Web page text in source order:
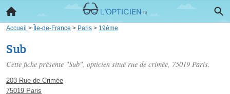
Accueil > Île-de-France > Paris > 19ème
Sub
Cette fiche présente "Sub", opticien situé rue de crimée, 75019 Paris.
203 Rue de Crimée
75019 Paris